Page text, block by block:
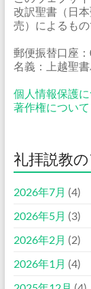
改訳聖書（日
売）によるもの
郵便振替口座
名義：上越聖
個人情報保護
著作権について
礼拝説教
2026年7月 (4)
2026年5月 (3)
2026年2月 (2)
2026年1月 (4)